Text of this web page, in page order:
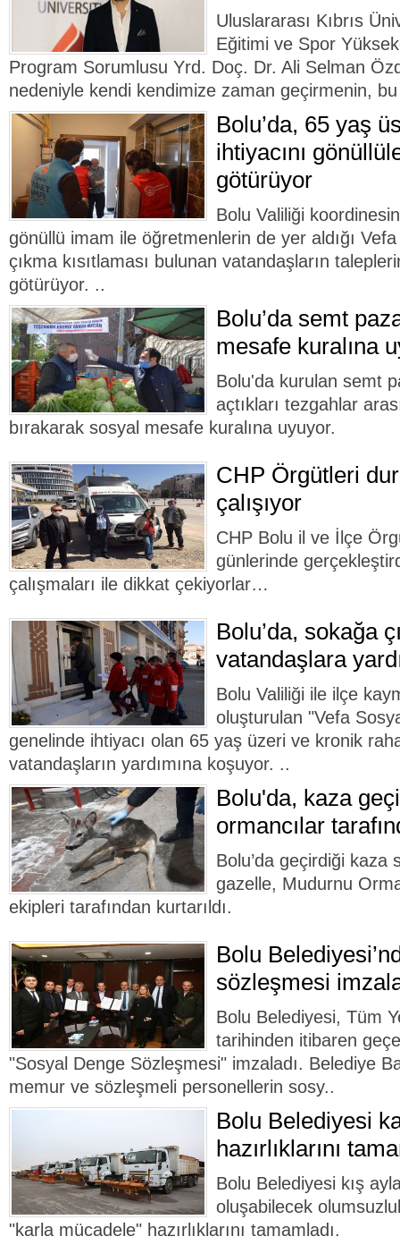
Uluslararası Kıbrıs
Eğitimi ve Spor
Program Sorumlusu Yrd. Doç. Dr. Ali Selman
nedeniyle kendi kendimize zaman geçirmenin,
Bolu’da, 65 yaş
ihtiyacını
götürüyor
Bolu Valiliği
gönüllü imam ile öğretmenlerin de yer aldığı
çıkma kısıtlaması bulunan vatandaşların
götürüyor. ..
Bolu’da semt
mesafe kuralına
Bolu'da kurulan semt
açtıkları tezgahlar
bırakarak sosyal mesafe kuralına uyuyor.
CHP Örgütleri
çalışıyor
CHP Bolu il ve İlçe
günlerinde
çalışmaları ile dikkat çekiyorlar…
Bolu’da, sokağa
vatandaşlara
Bolu Valiliği ile ilçe
oluşturulan "Vefa
genelinde ihtiyacı olan 65 yaş üzeri ve kronik
vatandaşların yardımına koşuyor. ..
Bolu'da, kaza
ormancılar
Bolu’da geçirdiği kaza
gazelle, Mudurnu
ekipleri tarafından kurtarıldı.
Bolu
sözleşmesi
Bolu Belediyesi, Tüm
tarihinden itibaren
"Sosyal Denge Sözleşmesi" imzaladı. Belediye
memur ve sözleşmeli personellerin sosy..
Bolu Belediyesi
hazırlıklarını
Bolu Belediyesi kış
oluşabilecek
"karla mücadele" hazırlıklarını tamamladı.